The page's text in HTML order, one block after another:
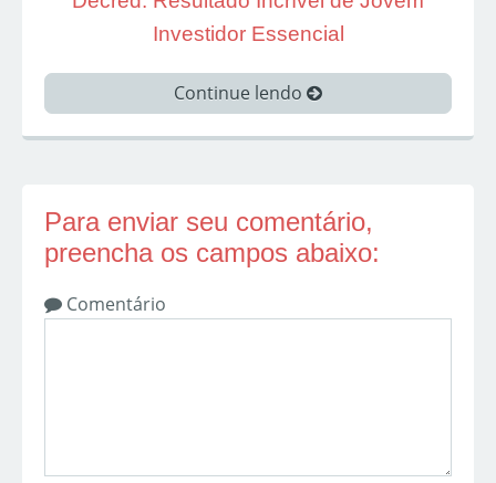
Investidor Essencial
Continue lendo
Para enviar seu comentário,
preencha os campos abaixo:
Comentário